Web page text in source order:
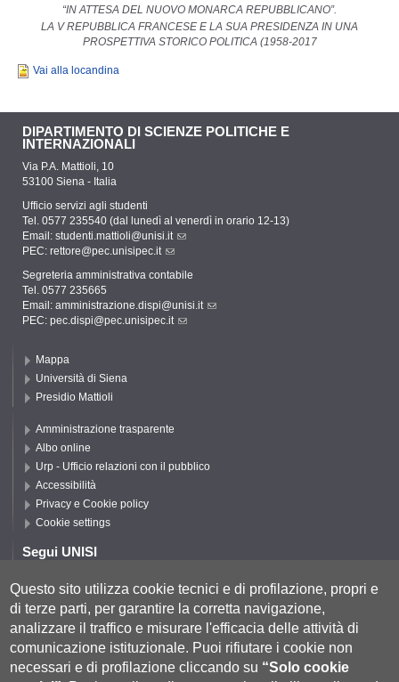
“IN ATTESA DEL NUOVO MONARCA REPUBBLICANO”.
LA V REPUBBLICA FRANCESE E LA SUA PRESIDENZA IN UNA
PROSPETTIVA STORICO POLITICA (1958-2017
Vai alla locandina
DIPARTIMENTO DI SCIENZE POLITICHE E
INTERNAZIONALI
Via P.A. Mattioli, 10
53100 Siena - Italia
Ufficio servizi agli studenti
Tel. 0577 235540 (dal lunedì al venerdì in orario 12-13)
Email: studenti.mattioli@unisi.it
PEC: rettore@pec.unisipec.it
Segreteria amministrativa contabile
Tel. 0577 235665
Email: amministrazione.dispi@unisi.it
PEC: pec.dispi@pec.unisipec.it
Mappa
Università di Siena
Presidio Mattioli
Amministrazione trasparente
Albo online
Urp - Ufficio relazioni con il pubblico
Accessibilità
Privacy e Cookie policy
Cookie settings
Segui UNISI
Segui DISPI
Questo sito utilizza cookie tecnici e di profilazione, propri e
di terze parti, per garantire la corretta navigazione,
analizzare il traffico e misurare l'efficacia delle attività di
comunicazione istituzionale. Puoi rifiutare i cookie non
necessari e di profilazione cliccando su “Solo cookie